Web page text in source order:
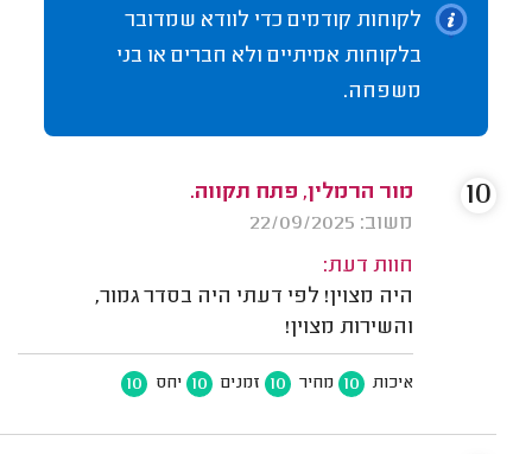
לקוחות קודמים כדי לוודא שמדובר
בלקוחות אמיתיים ולא חברים או בני
משפחה.
מור הרמלין, פתח תקווה.
משוב: 22/09/2025
חוות דעת:
היה מצוין! לפי דעתי היה בסדר גמור,
והשירות מצוין!
איכות 10 מחיר 10 זמנים 10 יחס 10
10